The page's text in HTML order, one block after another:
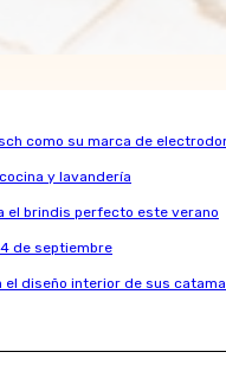
como su marca de
y lavandería
el brindis perfecto este verano
de septiembre
el diseño interior de sus